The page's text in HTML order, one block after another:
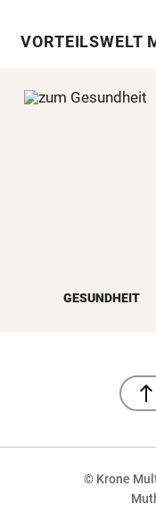
VORTEILSWELT
GESUNDHEIT
north
© Krone